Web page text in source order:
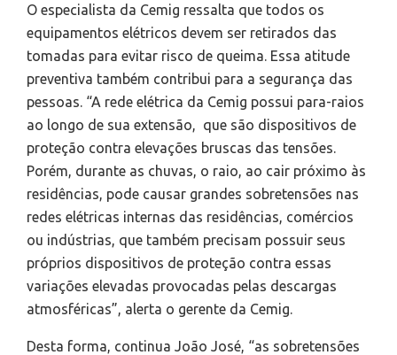
O especialista da Cemig ressalta que todos os
equipamentos elétricos devem ser retirados das
tomadas para evitar risco de queima. Essa atitude
preventiva também contribui para a segurança das
pessoas. “A rede elétrica da Cemig possui para-raios
ao longo de sua extensão, que são dispositivos de
proteção contra elevações bruscas das tensões.
Porém, durante as chuvas, o raio, ao cair próximo às
residências, pode causar grandes sobretensões nas
redes elétricas internas das residências, comércios
ou indústrias, que também precisam possuir seus
próprios dispositivos de proteção contra essas
variações elevadas provocadas pelas descargas
atmosféricas”, alerta o gerente da Cemig.
Desta forma, continua João José, “as sobretensões